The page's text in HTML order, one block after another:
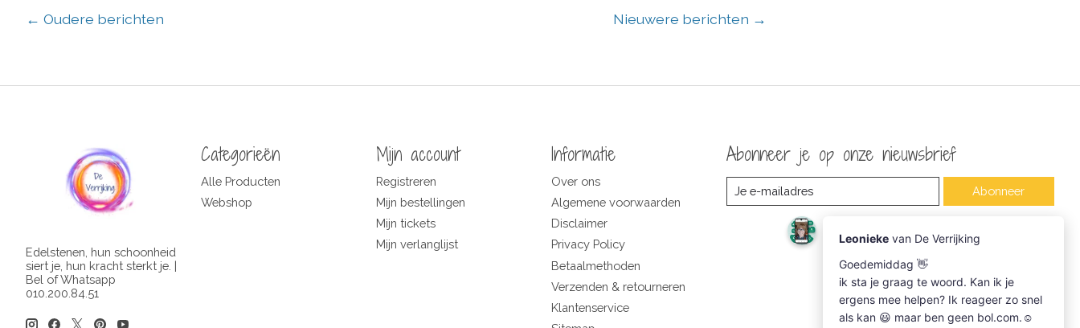
← Oudere berichten Nieuwere berichten →
Edelstenen, hun schoonheid
siert je, hun kracht sterkt je. |
Bel of Whatsapp
010.200.84.51
Categorieën
Alle Producten
Webshop
Mijn account
Registreren
Mijn bestellingen
Mijn tickets
Mijn verlanglijst
Informatie
Over ons
Algemene voorwaarden
Disclaimer
Privacy Policy
Betaalmethoden
Verzenden & retourneren
Klantenservice
Abonneer je op onze nieuwsbrief
Abonneer